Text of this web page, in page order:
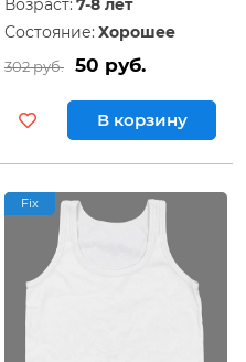
Возраст: 7-8 лет
Состояние: Хорошее
302 руб. 50 руб.
В корзину
Fix